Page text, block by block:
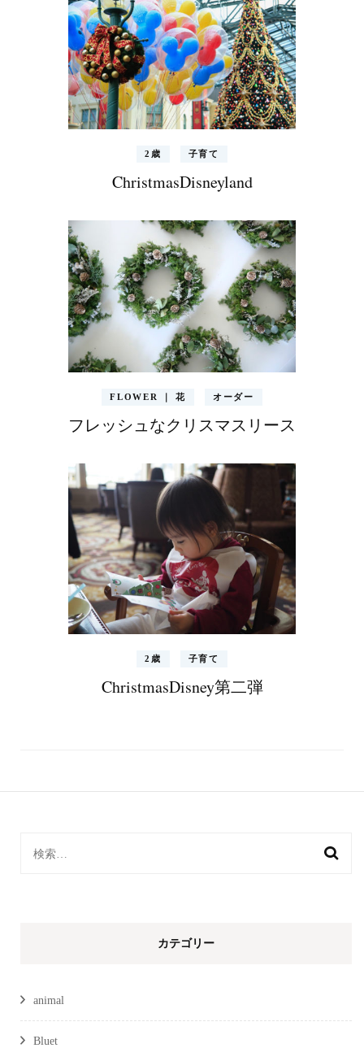
2歳 子育て
ChristmasDisneyland
FLOWER ｜ 花 オーダー
フレッシュなクリスマスリース
2歳 子育て
ChristmasDisney第二弾
検
カテゴリー
animal
Bluet